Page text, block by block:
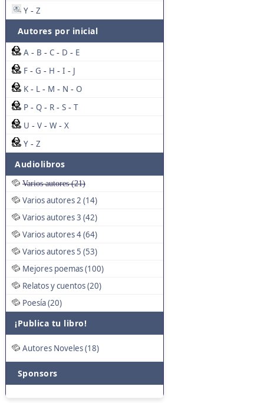
Y - Z
Autores por inicial
A - B - C - D - E
F - G - H - I - J
K - L - M - N - O
P - Q - R - S - T
U - V - W - X
Y - Z
Audiolibros
Varios autores (21)
Varios autores 2 (14)
Varios autores 3 (42)
Varios autores 4 (64)
Varios autores 5 (53)
Mejores poemas (100)
Relatos y cuentos (20)
Poesía (20)
¡Publica tu libro!
Autores Noveles (18)
Sponsors